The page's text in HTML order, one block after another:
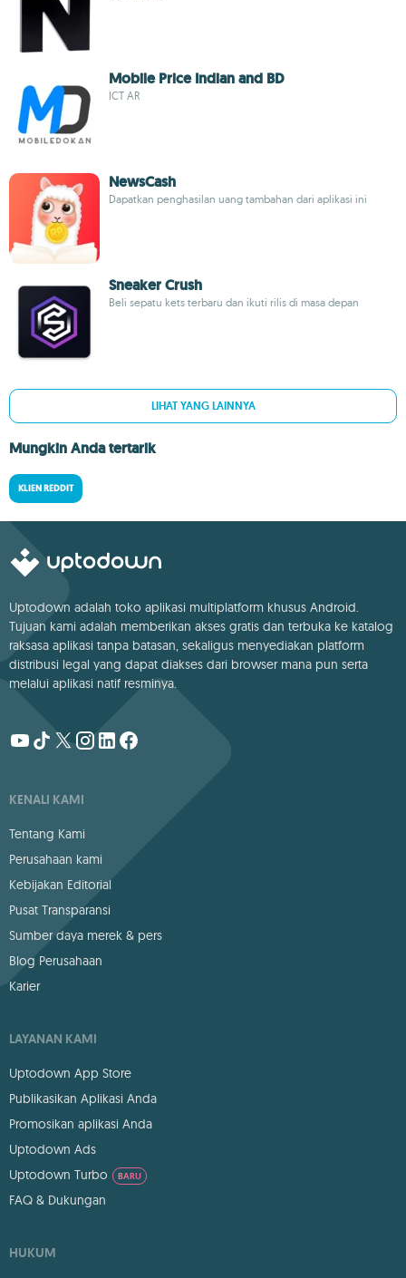
Mobile Price Indian and BD
ICT AR
NewsCash
Dapatkan penghasilan uang tambahan dari aplikasi ini
Sneaker Crush
Beli sepatu kets terbaru dan ikuti rilis di masa depan
LIHAT YANG LAINNYA
Mungkin Anda tertarik
KLIEN REDDIT
Uptodown adalah toko aplikasi multiplatform khusus Android.
Tujuan kami adalah memberikan akses gratis dan terbuka ke katalog
raksasa aplikasi tanpa batasan, sekaligus menyediakan platform
distribusi legal yang dapat diakses dari browser mana pun serta
melalui aplikasi natif resminya.
KENALI KAMI
Tentang Kami
Perusahaan kami
Kebijakan Editorial
Pusat Transparansi
Sumber daya merek & pers
Blog Perusahaan
Karier
LAYANAN KAMI
Uptodown App Store
Publikasikan Aplikasi Anda
Promosikan aplikasi Anda
Uptodown Ads
Uptodown Turbo
BARU
FAQ & Dukungan
HUKUM